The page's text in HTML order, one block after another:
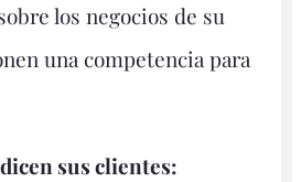
los negocios de su
una competencia para
sus clientes: